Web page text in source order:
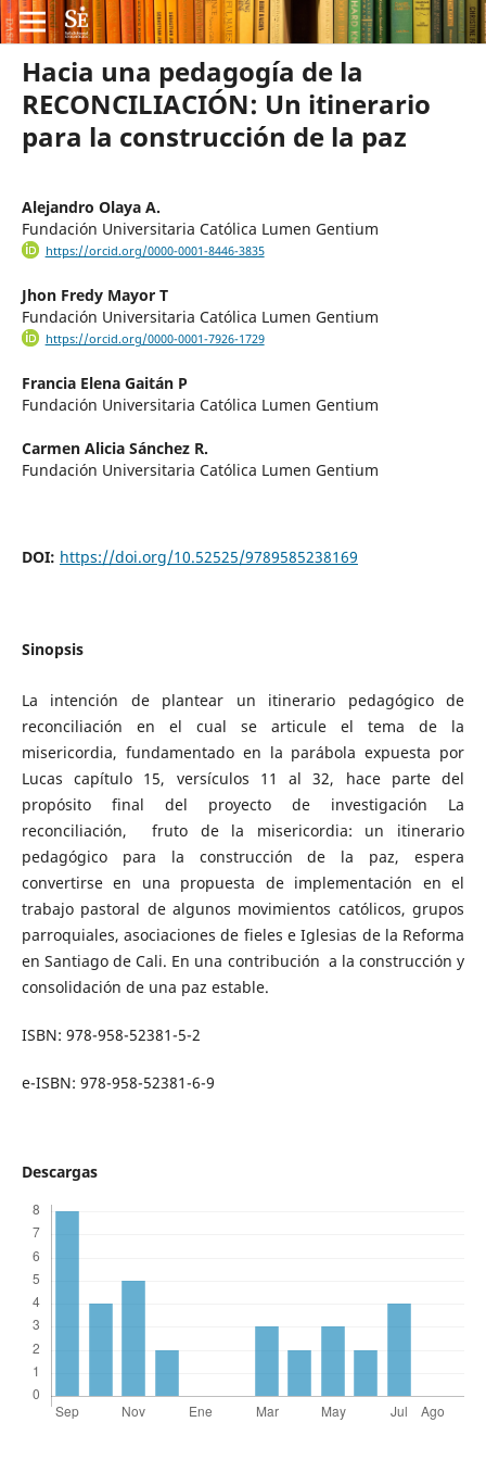
Hacia una pedagogía de la
RECONCILIACIÓN: Un itinerario
para la construcción de la paz
Alejandro Olaya A.
Fundación Universitaria Católica Lumen Gentium
https://orcid.org/0000-0001-8446-3835
Jhon Fredy Mayor T
Fundación Universitaria Católica Lumen Gentium
https://orcid.org/0000-0001-7926-1729
Francia Elena Gaitán P
Fundación Universitaria Católica Lumen Gentium
Carmen Alicia Sánchez R.
Fundación Universitaria Católica Lumen Gentium
DOI: https://doi.org/10.52525/9789585238169
Sinopsis
La intención de plantear un itinerario pedagógico de
reconciliación en el cual se articule el tema de la
misericordia, fundamentado en la parábola expuesta por
Lucas capítulo 15, versículos 11 al 32, hace parte del
propósito final del proyecto de investigación La
reconciliación, fruto de la misericordia: un itinerario
pedagógico para la construcción de la paz, espera
convertirse en una propuesta de implementación en el
trabajo pastoral de algunos movimientos católicos, grupos
parroquiales, asociaciones de fieles e Iglesias de la Reforma
en Santiago de Cali. En una contribución a la construcción y
consolidación de una paz estable.
ISBN: 978-958-52381-5-2
e-ISBN: 978-958-52381-6-9
Descargas